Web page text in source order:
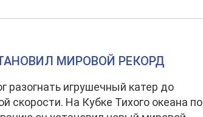
МИРОВОЙ РЕКОРД
разогнать игрушечный катер до
скорости. На Кубке Тихого океана по